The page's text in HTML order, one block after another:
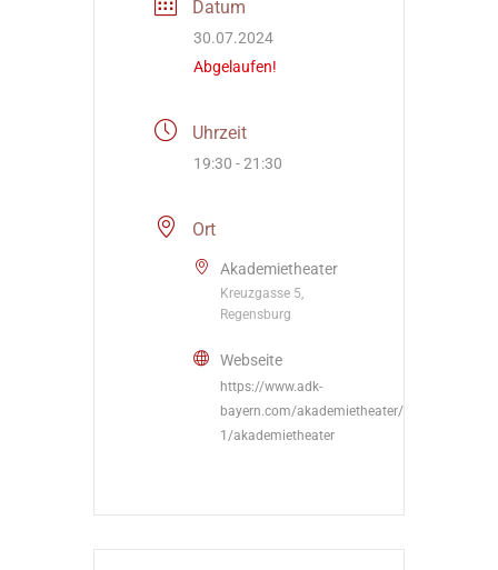
Datum
30.07.2024
Abgelaufen!
Uhrzeit
19:30 - 21:30
Ort
Akademietheater
Kreuzgasse 5,
Regensburg
Webseite
https://www.adk-
bayern.com/akademietheater/
1/akademietheater